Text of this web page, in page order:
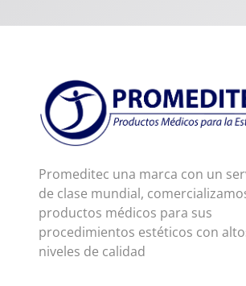
Promeditec una marca con un
de clase mundial,
productos médicos para sus
procedimientos estéticos con
niveles de calidad